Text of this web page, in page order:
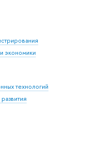
экономики
технологий